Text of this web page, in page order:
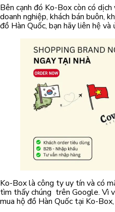
Bên cạnh đó Ko-Box còn có
doanh nghiệp, khách bán buôn,
đồ Hàn Quốc, bạn hãy liên hệ và
Ko-Box là công ty uy tín và có
tìm thấy chúng trên Google. Vì
mua hộ đồ Hàn Quốc tại Ko-